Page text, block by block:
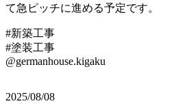
て急ピッチに進める予定です。
#新築工事
#塗装工事
@germanhouse.kigaku
2025/08/08